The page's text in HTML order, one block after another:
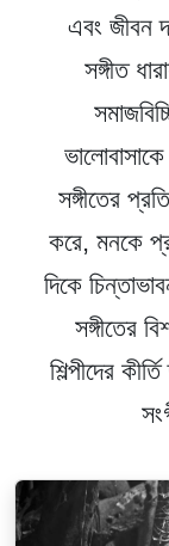
এবং জীবন
সঙ্গীত
সঙ্গীতের
করে, মনকে
দিকে
সঙ্গীতের
শিল্পীদের